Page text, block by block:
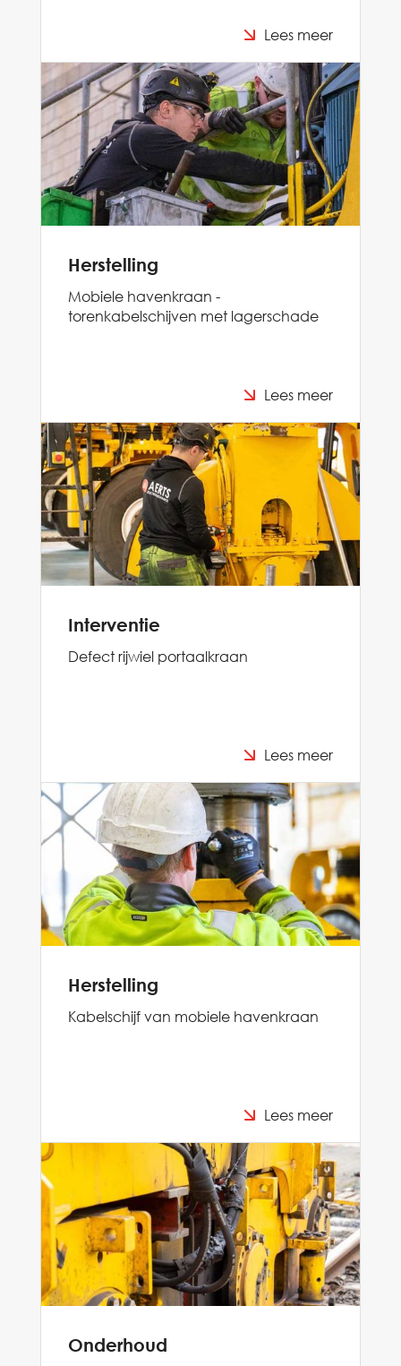
Lees meer
Herstelling
Mobiele havenkraan -
torenkabelschijven met lagerschade
Lees meer
Interventie
Defect rijwiel portaalkraan
Lees meer
Herstelling
Kabelschijf van mobiele havenkraan
Lees meer
Onderhoud